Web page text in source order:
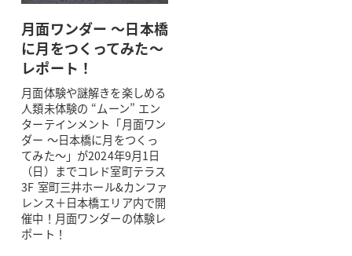
月面ワンダー ～日本橋
に月をつくってみた～
レポート！
月面体験や謎解きを楽しめる
人類未体験の “ムーン” エン
ターテインメント「月面ワン
ダー ～日本橋に月をつくっ
てみた～」が2024年9月1日
（日）までコレド室町テラス
3F 室町三井ホール&カンファ
レンス＋日本橋エリア内で開
催中！月面ワンダーの体験レ
ポート！